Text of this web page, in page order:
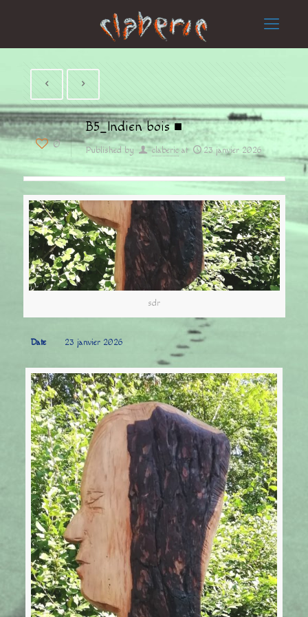
0
B5_Indien bois ■
Published by claberic at 23 janvier 2026
sdr
Date 23 janvier 2026